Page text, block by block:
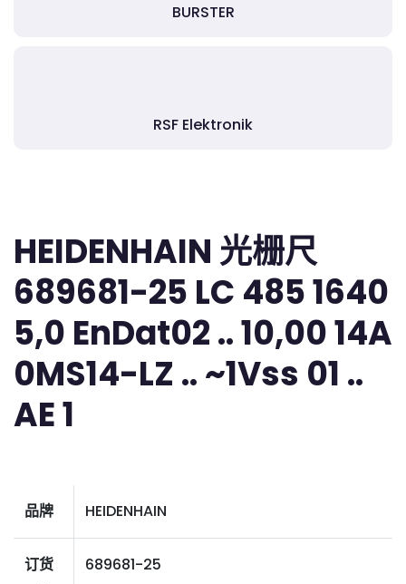
BURSTER
RSF Elektronik
HEIDENHAIN 光栅尺
689681-25 LC 485 1640
5,0 EnDat02 .. 10,00 14A
0MS14-LZ .. ~1Vss 01 ..
AE 1
品牌 HEIDENHAIN
订货
689681-25